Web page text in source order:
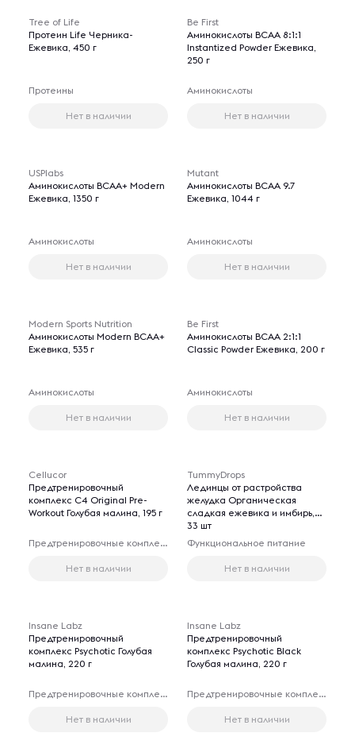
Tree of Life
Протеин Life Черника-
Ежевика, 450 г
Протеины
Нет в наличии
Be First
Аминокислоты BCAA 8:1:1
Instantized Powder Ежевика,
250 г
Аминокислоты
Нет в наличии
USPlabs
Аминокислоты BCAA+ Modern
Ежевика, 1350 г
Аминокислоты
Нет в наличии
Mutant
Аминокислоты BCAA 9.7
Ежевика, 1044 г
Аминокислоты
Нет в наличии
Modern Sports Nutrition
Аминокислоты Modern BCAA+
Ежевика, 535 г
Аминокислоты
Нет в наличии
Be First
Аминокислоты BCAA 2:1:1
Classic Powder Ежевика, 200 г
Аминокислоты
Нет в наличии
Cellucor
Предтренировочный
комплекс C4 Original Pre-
Workout Голубая малина, 195 г
Предтренировочные комплексы
Нет в наличии
TummyDrops
Лединцы от растройства
желудка Органическая
сладкая ежевика и имбирь,
33 шт
Функциональное питание
Нет в наличии
Insane Labz
Предтренировочный
комплекс Psychotic Голубая
малина, 220 г
Предтренировочные комплексы
Нет в наличии
Insane Labz
Предтренировочный
комплекс Psychotic Black
Голубая малина, 220 г
Предтренировочные комплексы
Нет в наличии